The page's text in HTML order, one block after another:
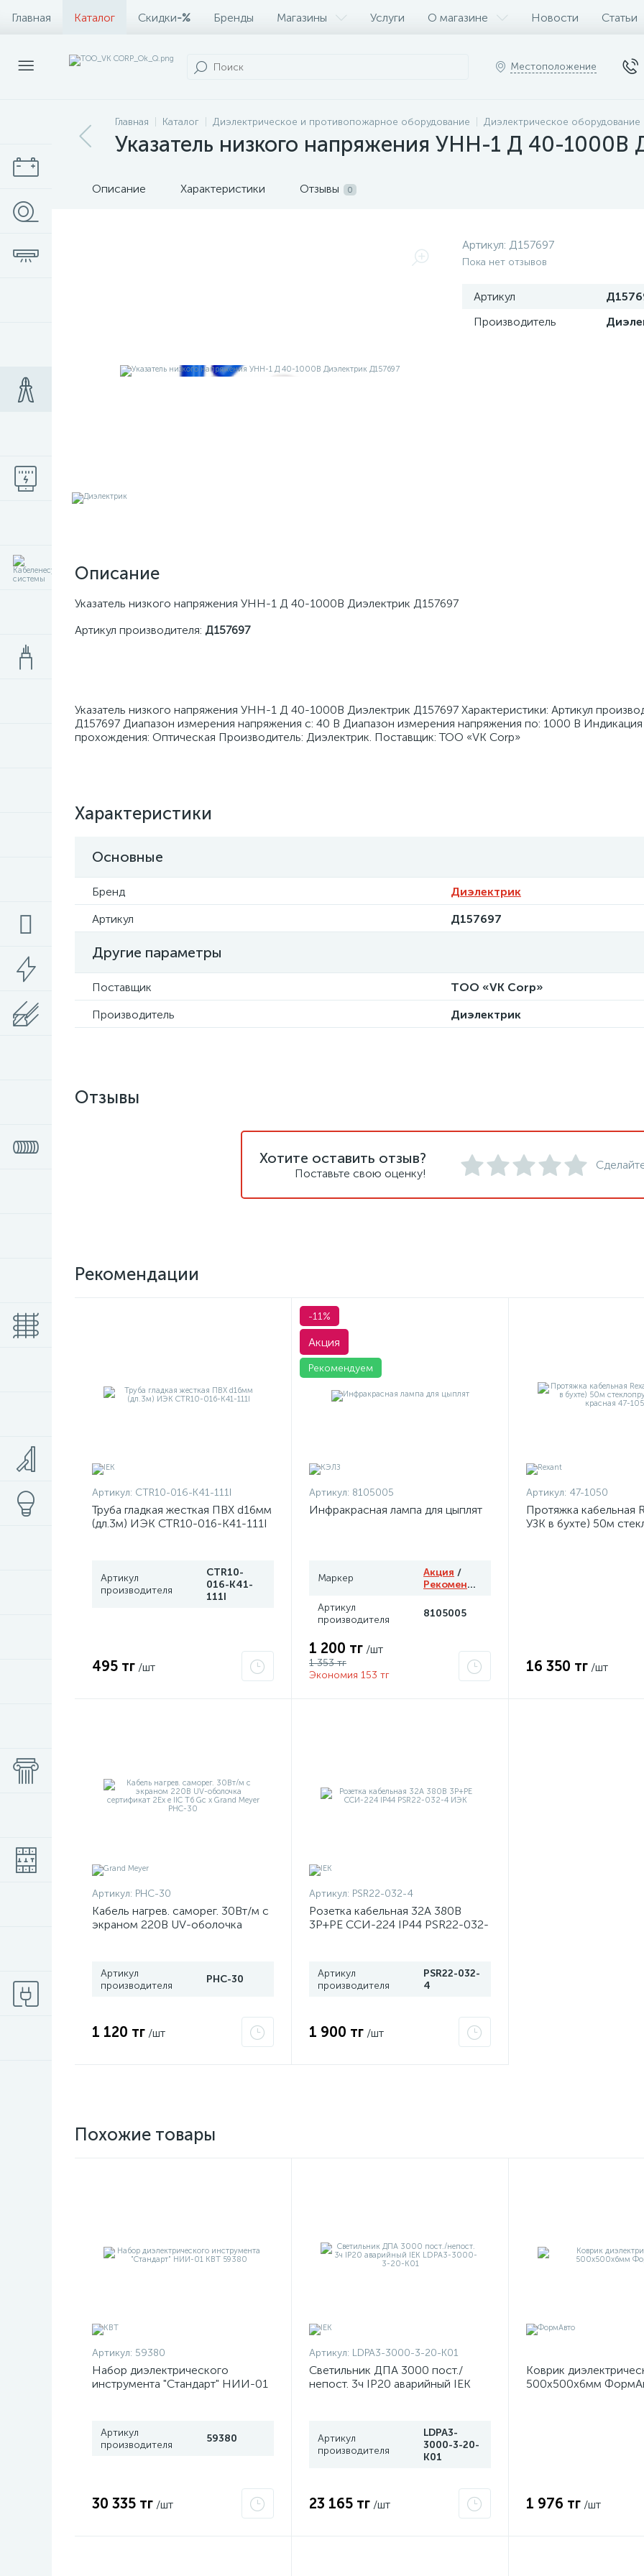
Главная Каталог Скидки-% Бренды Магазины Услуги О магазине Новости Статьи
Местоположение
Главная Каталог Диэлектрическое и противопожарное оборудование Диэлектрическое оборудование
Указатель низкого напряжения УНН-1 Д 40-1000В
Описание Характеристики Отзывы 0
Артикул: Д157697
Пока нет отзывов
Артикул
Производитель
Описание
Указатель низкого напряжения УНН-1 Д 40-1000В Диэлектрик Д157697
Артикул производителя: Д157697
Указатель низкого напряжения УНН-1 Д 40-1000В Диэлектрик Д157697 Характеристики: Артикул
Д157697 Диапазон измерения напряжения с: 40 В Диапазон измерения напряжения по: 1000 В Индикация
прохождения: Оптическая Производитель: Диэлектрик. Поставщик: ТОО «VK Corp»
Характеристики
Основные
Бренд
Диэлектрик
Артикул
Д157697
Другие параметры
Поставщик
ТОО «VK Corp»
Производитель
Диэлектрик
Отзывы
Хотите оставить отзыв?
Поставьте свою оценку!
Рекомендации
Артикул: CTR10-016-K41-111I
Труба гладкая жесткая ПВХ d16мм
(дл.3м) ИЭК CTR10-016-K41-111I
Артикул
производителя
CTR10-
016-K41-
111I
495 тг /шт
-11%
Акция
Рекомендуем
Артикул: 8105005
Инфракрасная лампа для цыплят
Маркер Акция /
Рекомендуем
Артикул
производителя
8105005
1 200 тг /шт
1 353 тг
Экономия 153 тг
Артикул: 47-1050
Протяжка кабельная
УЗК в бухте) 50м
16 350 тг /шт
Артикул: PHC-30
Кабель нагрев. саморег. 30Вт/м с
экраном 220В UV-оболочка
Артикул
производителя
PHC-30
1 120 тг /шт
Артикул: PSR22-032-4
Розетка кабельная 32А 380В
3P+PЕ ССИ-224 IP44 PSR22-032-
Артикул
производителя
PSR22-032-
4
1 900 тг /шт
Похожие товары
Артикул: 59380
Набор диэлектрического
инструмента "Стандарт" НИИ-01
Артикул
производителя
59380
30 335 тг /шт
Артикул: LDPA3-3000-3-20-K01
Светильник ДПА 3000 пост./
непост. 3ч IP20 аварийный IEK
Артикул
производителя
LDPA3-
3000-3-20-
K01
23 165 тг /шт
Коврик
500х500х6мм
1 976 тг /шт